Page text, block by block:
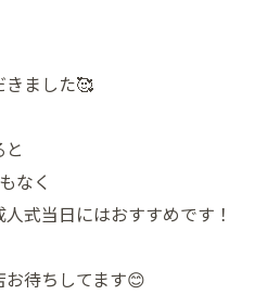
きました🥰
なく
式当日にはおすすめです！
待ちしてます😊